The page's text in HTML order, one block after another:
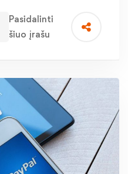
Pasidalinti
šiuo įrašu